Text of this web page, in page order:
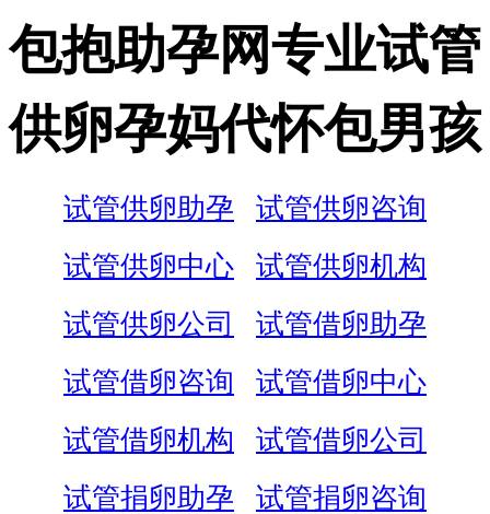
包抱助孕网专业试管
供卵孕妈代怀包男孩
试管供卵助孕
试管供卵咨询
试管供卵中心
试管供卵机构
试管供卵公司
试管借卵助孕
试管借卵咨询
试管借卵中心
试管借卵机构
试管借卵公司
试管捐卵助孕
试管捐卵咨询